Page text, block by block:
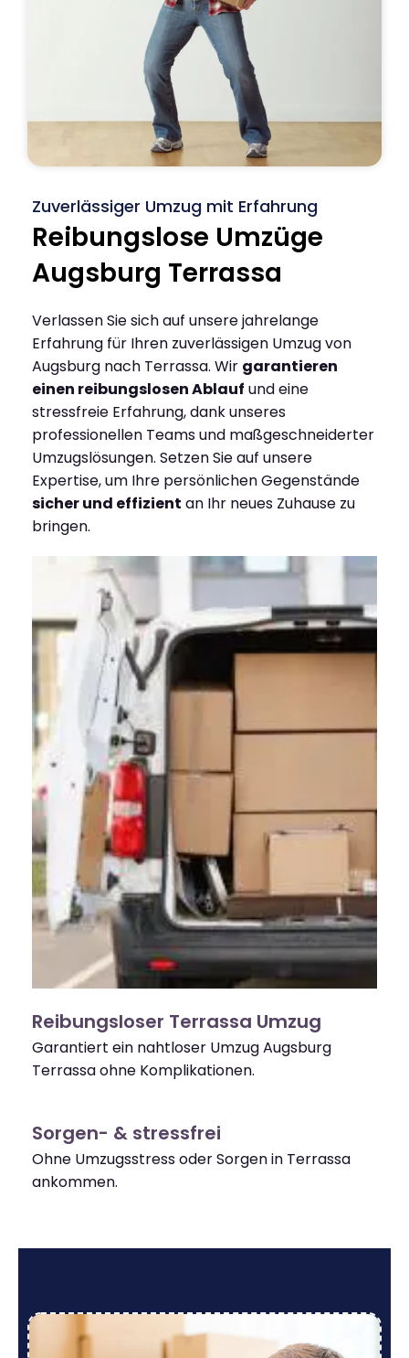
Zuverlässiger Umzug mit Erfahrung
Reibungslose Umzüge
Augsburg Terrassa
Verlassen Sie sich auf unsere jahrelange
Erfahrung für Ihren zuverlässigen Umzug von
Augsburg nach Terrassa. Wir garantieren
einen reibungslosen Ablauf und eine
stressfreie Erfahrung, dank unseres
professionellen Teams und maßgeschneiderter
Umzugslösungen. Setzen Sie auf unsere
Expertise, um Ihre persönlichen Gegenstände
sicher und effizient an Ihr neues Zuhause zu
bringen.
Reibungsloser Terrassa Umzug
Garantiert ein nahtloser Umzug Augsburg
Terrassa ohne Komplikationen.
Sorgen- & stressfrei
Ohne Umzugsstress oder Sorgen in Terrassa
ankommen.